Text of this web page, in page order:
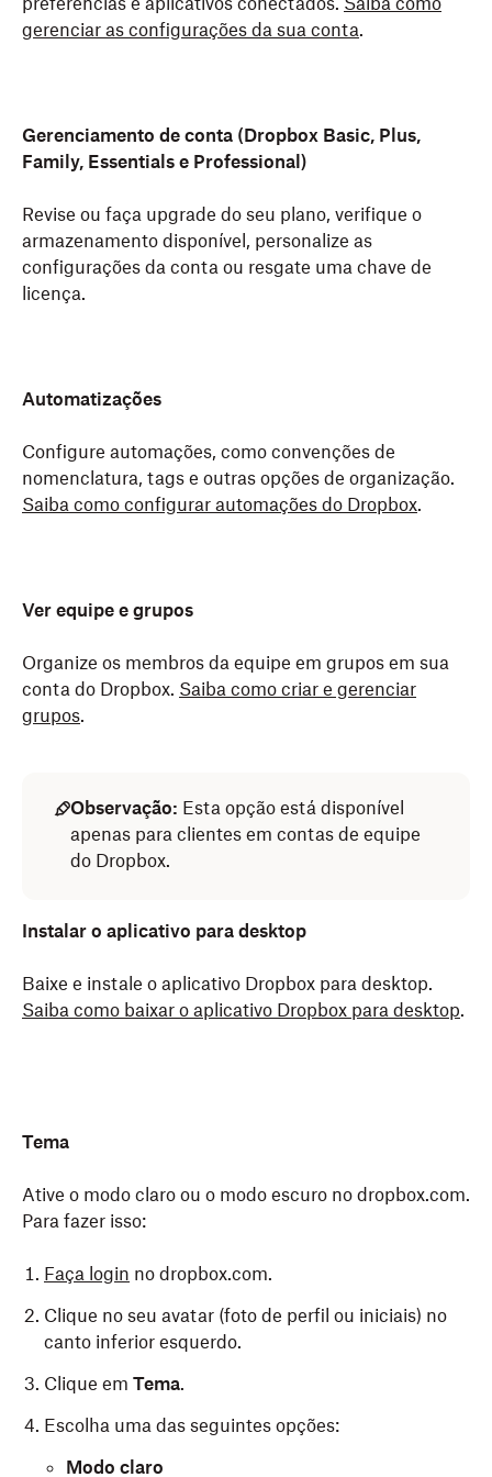
Family, Professional, Essentials, Standard,
Business, Advanced, Business Plus e
a conta inteira para um estado anterior.
atualize sua forma de pagamento.
equipe, como membros, segurança,
compartilhamento, aplicativos e add‑ons.
Ajuda: acesse recursos de autoatendimento
econtato com o atendimento do Dropbox
gerenciar as configurações da sua conta.
Gerenciamento de conta (Dropbox Basic, Plus,
Family, Essentials e Professional)
Revise ou faça upgrade do seu plano, verifique o
armazenamento disponível, personalize as
configurações da conta ou resgate uma chave de
licença.
Automatizações
Configure automações, como convenções de
nomenclatura, tags e outras opções de organização.
Saiba como configurar automações do Dropbox.
Ver equipe e grupos
Organize os membros da equipe em grupos em sua
conta do Dropbox. Saiba como criar e gerenciar
grupos.
Observação: Esta opção está disponível
apenas para clientes em contas de equipe
do Dropbox.
Instalar o aplicativo para desktop
Baixe e instale o aplicativo Dropbox para desktop.
Saiba como baixar o aplicativo Dropbox para desktop.
Tema
Ative o modo claro ou o modo escuro no dropbox.com.
Para fazer isso:
Faça login no dropbox.com.
Clique no seu avatar (foto de perfil ou iniciais) no
canto inferior esquerdo.
Clique em Tema.
Escolha uma das seguintes opções:
Modo claro